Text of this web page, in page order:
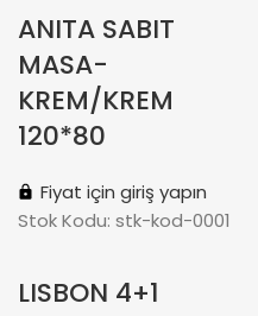
ANITA SABIT
MASA-
KREM/KREM
120*80
Fiyat için giriş yapın
Stok Kodu: stk-kod-0001
LISBON 4+1